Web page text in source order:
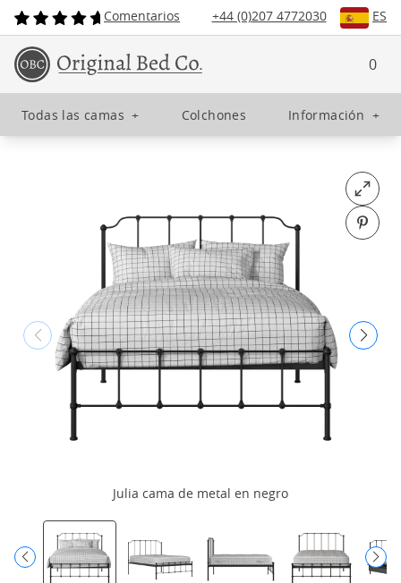
Comentarios +44 (0)207 4772030 ES
0
Todas las camas + Colchones Información +
Open
Pin
Julia cama de metal en negro